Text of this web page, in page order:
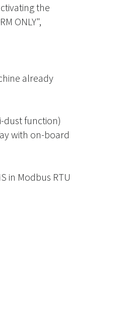
the
ONLY",
already
dust function)
with on-board
in Modbus RTU